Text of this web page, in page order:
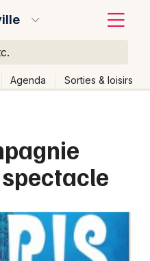
Agenda Sorties & loisirs
end Autre